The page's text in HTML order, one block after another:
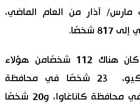
مارس/ آذار من العام الماضي،
شخصًا.
في شهر التقرير، كان هناك 112 شخصًامن هؤلاء
المتوفين في طوكيو، 23 شخصًا في محافظة
سايتاما، 22 شخصًا في محافظة كاناغاوا، و20 شخصًا